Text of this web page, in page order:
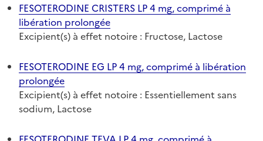
FESOTERODINE CRISTERS LP 4 mg, comprimé à
libération prolongée
Excipient(s) à effet notoire : Fructose, Lactose
FESOTERODINE EG LP 4 mg, comprimé à libération
prolongée
Excipient(s) à effet notoire : Essentiellement sans
sodium, Lactose